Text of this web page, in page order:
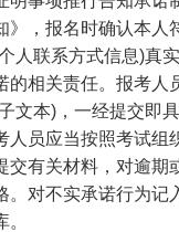
》，报名时确认本人
人联系方式信息)真
的相关责任。报考人
文本)，一经提交即
人员应当按照考试组
交有关材料，对逾期
。对不实承诺行为记